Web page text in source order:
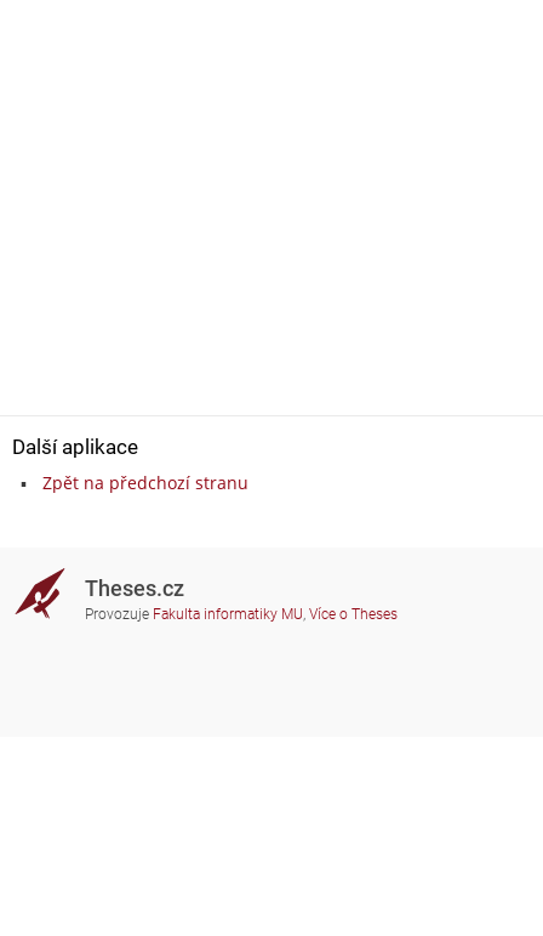
Další aplikace
Zpět na předchozí stranu
Theses.cz
Provozuje Fakulta informatiky MU, Více o Theses